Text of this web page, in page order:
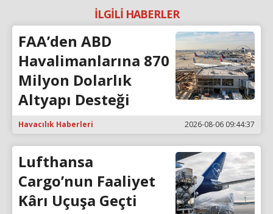
İLGİLİ HABERLER
FAA’den ABD
Havalimanlarına 870
Milyon Dolarlık
Altyapı Desteği
Havacılık Haberleri 2026-08-06 09:44:37
Lufthansa
Cargo’nun Faaliyet
Kârı Uçuşa Geçti